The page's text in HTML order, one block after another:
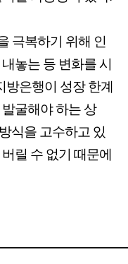
극복하기 위해 인
놓는 등 변화를 시
방은행이 성장 한계
굴해야 하는 상
식을 고수하고 있
릴 수 없기 때문에